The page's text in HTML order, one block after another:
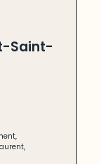
Saint-
,
,